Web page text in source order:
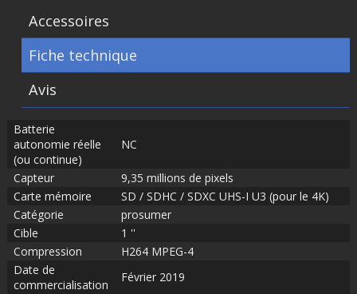
Accessoires
Fiche technique
Avis
Batterie
autonomie réelle
(ou continue)
NC
Capteur
9,35 millions de pixels
Carte mémoire
SD / SDHC / SDXC UHS-I U3 (pour le 4K)
Catégorie
prosumer
Cible
1 ''
Compression
H264 MPEG-4
Date de
commercialisation
Février 2019